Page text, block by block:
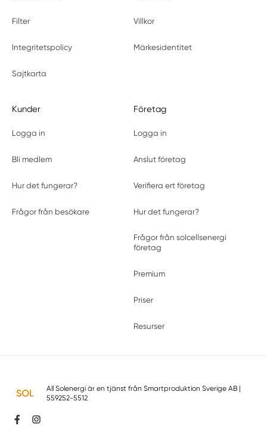
Filter Villkor
Integritetspolicy Märkesidentitet
Sajtkarta
Kunder
Logga in
Bli medlem
Hur det fungerar?
Frågor från besökare
Företag
Logga in
Anslut företag
Verifiera ert företag
Hur det fungerar?
Frågor från solcellsenergi
företag
Premium
Priser
Resurser
All Solenergi är en tjänst från Smartproduktion Sverige AB|
559252-5512